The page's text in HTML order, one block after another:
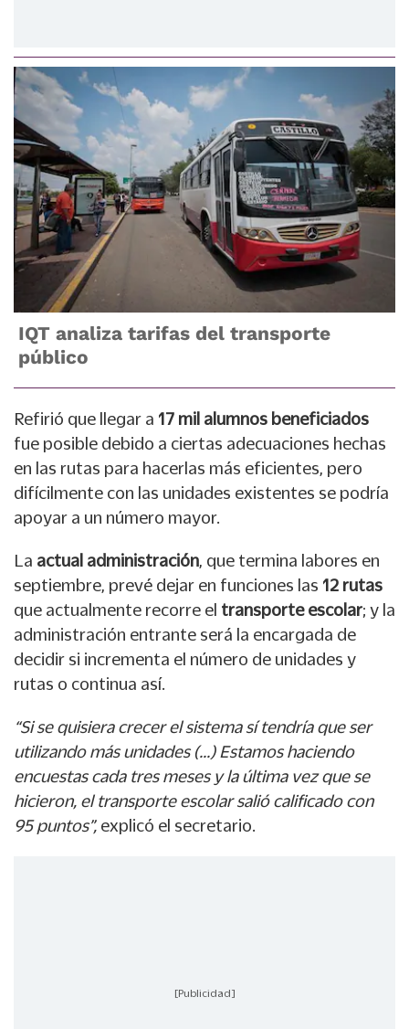
IQT analiza tarifas del transporte
público
Refirió que llegar a 17 mil alumnos beneficiados
fue posible debido a ciertas adecuaciones hechas
en las rutas para hacerlas más eficientes, pero
difícilmente con las unidades existentes se podría
apoyar a un número mayor.
La actual administración, que termina labores en
septiembre, prevé dejar en funciones las 12 rutas
que actualmente recorre el transporte escolar; y la
administración entrante será la encargada de
decidir si incrementa el número de unidades y
rutas o continua así.
“Si se quisiera crecer el sistema sí tendría que ser
utilizando más unidades (…) Estamos haciendo
encuestas cada tres meses y la última vez que se
hicieron, el transporte escolar salió calificado con
95 puntos”, explicó el secretario.
[Publicidad]